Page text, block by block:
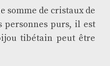
somme de cristaux de
personnes purs, il est
tibétain peut être